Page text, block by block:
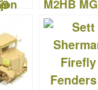
M2HB MG
W/50 –
E.T.MODEL